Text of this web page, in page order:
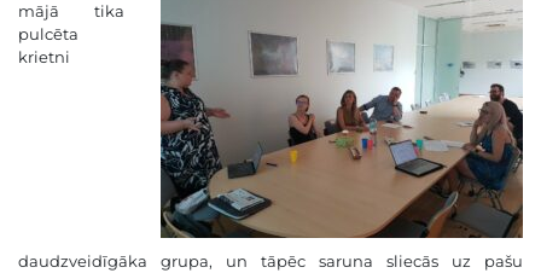
mājā tika
pulcēta
krietni
daudzveidīgāka grupa, un tāpēc saruna sliecās uz pašu